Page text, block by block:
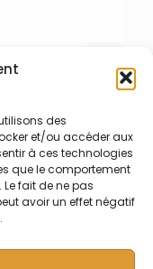
des
et/ou accéder aux
à ces technologies
que le comportement
fait de ne pas
avoir un effet négatif